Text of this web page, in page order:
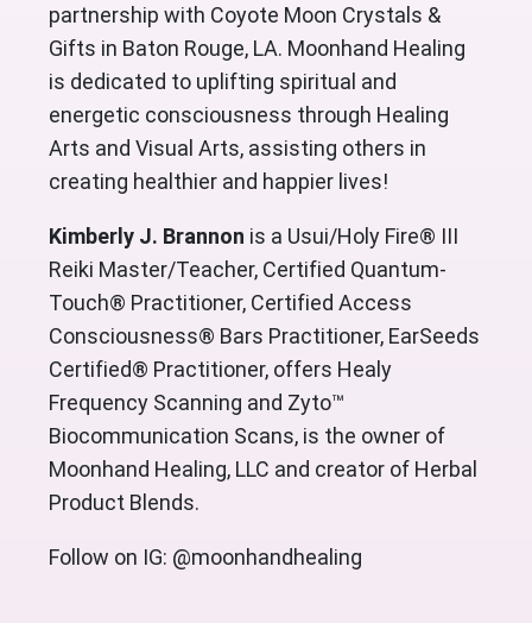
partnership with Coyote Moon Crystals &
Gifts in Baton Rouge, LA. Moonhand Healing
is dedicated to uplifting spiritual and
energetic consciousness through Healing
Arts and Visual Arts, assisting others in
creating healthier and happier lives!
Kimberly J. Brannon is a Usui/Holy Fire® III
Reiki Master/Teacher, Certified Quantum-
Touch® Practitioner, Certified Access
Consciousness® Bars Practitioner, EarSeeds
Certified® Practitioner, offers Healy
Frequency Scanning and Zyto™
Biocommunication Scans, is the owner of
Moonhand Healing, LLC and creator of Herbal
Product Blends.
Follow on IG: @moonhandhealing